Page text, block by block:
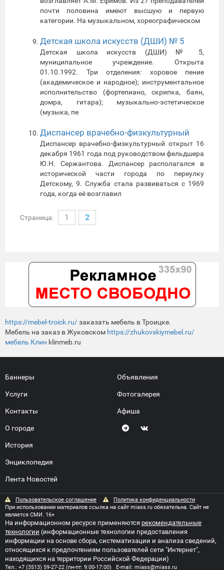
почти половина имеют высшую и первую
категории. На музыкальном, хореографическом
Детская школа искусств (ДШИ) № 5
Детская школа искусств (ДШИ) № 5,
муниципальное учреждение. Открыта
01.10.1992. Три отделения: хоровое пение
(академическое и народное); инструментальное
исполнительство (фортепиано, скрипка, баян,
домра, гитара); музыкально-эстетическое
(музыка, пе
Диспансер врачебно-физкультурный
Диспансер врачебно-физкультурный открыт 16
декабря 1961 года под руководством фельдшера
Ю.Н. Сержантова. Диспансер располагался в
исторической части города по переулку
Детскому, 9. Служба стала развиваться с 1969
года, когда её возглавил
Страница: 1 2
https://mebel-troick.ru/заказать мебель в Троицке.
Мебель на заказ в Жуковском https://zhukovskiymebel.ru/
мебель Клин klinmeb.ru
Баннеры
Услуги
Контакты
О городе
История
Энциклопедия
Лента Новостей
Объявления
Фотогалерея
Афиша
Пользовательское соглашение
Политика конфиденциальности
При использовании материалов ссылка на сайт miass.ru обязательна. Сайт не
является СМИ. 16+
На информационном ресурсе применяются рекомендательные
технологии (информационные технологии предоставления
информации на основе сбора, систематизации и анализа сведений,
относящихся к предпочтениям пользователей сети "Интернет",
находящихся на территории Российской Федерации)
Тел.: +7 (3513) 59-27-22 (пн-пт: 9:00-17:00) E-mail: miass@miass.ru